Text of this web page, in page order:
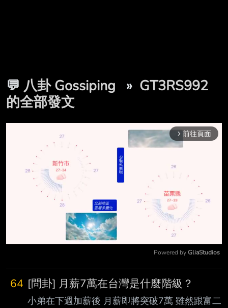
💬 八卦 Gossiping » GT3RS992
的全部發文
arrow_forward_ios 前往頁面
Powered by GliaStudios
64 [問卦] 月薪7萬在台灣是什麼階級？
小弟在下週加薪後 月薪即將突破7萬 雖然跟富二